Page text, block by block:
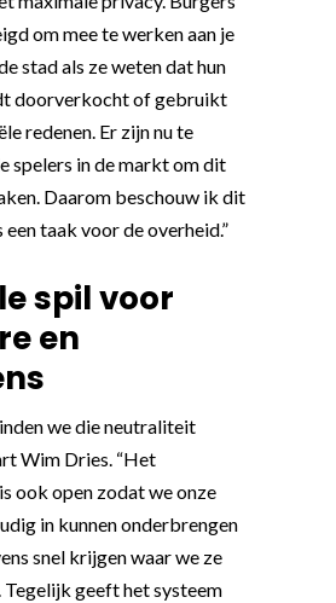
om mee te werken aan je
stad als ze weten dat hun
doorverkocht of gebruikt
redenen. Er zijn nu te
spelers in de markt om dit
Daarom beschouw ik dit
taak voor de overheid.”
spil voor
en
we die neutraliteit
Wim Dries. “Het
ook open zodat we onze
in kunnen onderbrengen
snel krijgen waar we ze
Tegelijk geeft het systeem